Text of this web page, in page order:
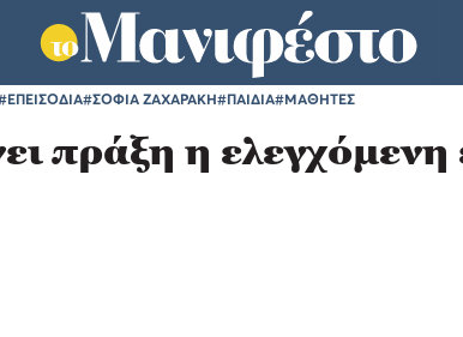
#ΣΟΦΙΑ ΖΑΧΑΡΑΚΗ#ΠΑΙΔΙΑ#ΜΑΘΗΤΕΣ
πράξη η ελεγχόμενη